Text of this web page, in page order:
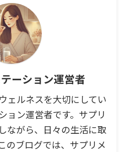
ーション運営者
ェルネスを大切にしてい
ョン運営者です。サプリ
ながら、日々の生活に取
のブログでは、サプリメ